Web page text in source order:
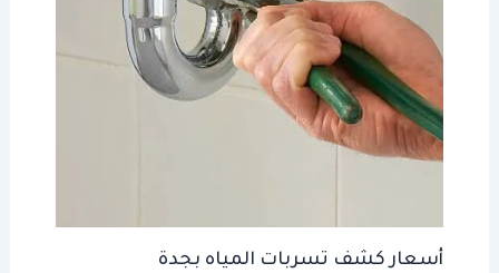
أسعار كشف تسربات المياه بجدة